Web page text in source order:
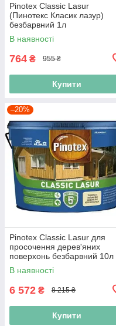
Pinotex Classic Lasur
(Пинотекс Класик лазур)
безбарвний 1л
В наявності
764 ₴ 955 ₴
Купити
–20%
Pinotex Classic Lasur для
просочення дерев'яних
поверхонь безбарвний 10л
В наявності
6 572 ₴ 8 215 ₴
Купити